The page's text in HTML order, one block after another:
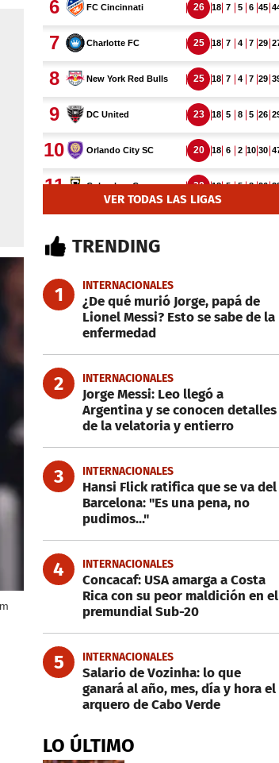
VER TODAS LAS LIGAS
TRENDING
1 INTERNACIONALES
¿De qué murió Jorge, papá de
Lionel Messi? Esto se sabe de la
enfermedad
2 INTERNACIONALES
Jorge Messi: Leo llegó a
Argentina y se conocen detalles
de la velatoria y entierro
3 INTERNACIONALES
Hansi Flick ratifica que se va del
Barcelona: "Es una pena, no
pudimos..."
4 INTERNACIONALES
Concacaf: USA amarga a Costa
Rica con su peor maldición en el
premundial Sub-20
5 INTERNACIONALES
Salario de Vozinha: lo que
ganará al año, mes, día y hora el
arquero de Cabo Verde
LO ÚLTIMO